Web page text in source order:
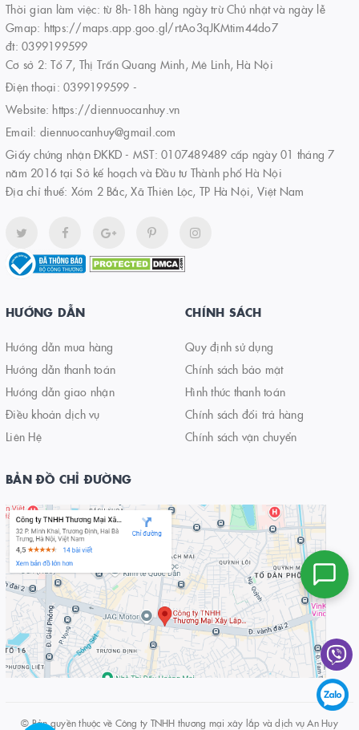
Thời gian làm việc: từ 8h-18h hàng ngày trừ Chủ nhật và ngày lễ
Gmap: https://maps.app.goo.gl/rtAo3qJKMtim44do7
đt: 0399199599
Cơ sở 2: Tổ 7, Thị Trấn Quang Minh, Mê Linh, Hà Nội
Điện thoại: 0399199599 -
Website: https://diennuocanhuy.vn
Email: diennuocanhuy@gmail.com
Giấy chứng nhận ĐKKD - MST: 0107489489 cấp ngày 01 tháng 7
năm 2016 tại Sở kế hoạch và Đầu tư Thành phố Hà Nội
Địa chỉ thuế: Xóm 2 Bắc, Xã Thiên Lộc, TP Hà Nội, Việt Nam
HƯỚNG DẪN
Hướng dẫn mua hàng
Hướng dẫn thanh toán
Hướng dẫn giao nhận
Điều khoản dịch vụ
Liên Hệ
CHÍNH SÁCH
Quy định sử dụng
Chính sách bảo mật
Hình thức thanh toán
Chính sách đổi trả hàng
Chính sách vận chuyển
BẢN ĐỒ CHỈ ĐƯỜNG
© Bản quyền thuộc về Công ty TNHH thương mại xây lắp và dịch vụ An Huy